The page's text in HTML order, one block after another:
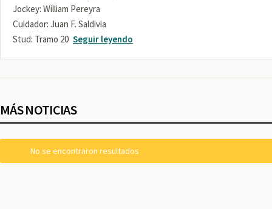
Jockey: William Pereyra
Cuidador: Juan F. Saldivia
Stud: Tramo 20 Seguir leyendo
MÁS NOTICIAS
No se encontraron resultados